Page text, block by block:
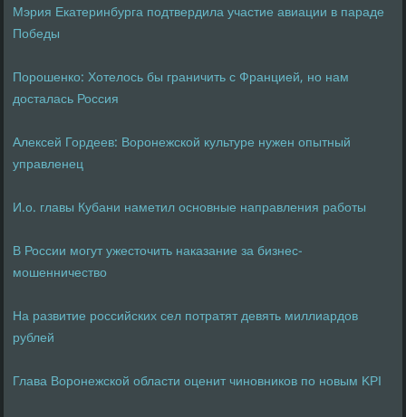
Мэрия Екатеринбурга подтвердила участие авиации в параде
Победы
Порошенко: Хотелось бы граничить с Францией, но нам
досталась Россия
Алексей Гордеев: Воронежской культуре нужен опытный
управленец
И.о. главы Кубани наметил основные направления работы
В России могут ужесточить наказание за бизнес-
мошенничество
На развитие российских сел потратят девять миллиардов
рублей
Глава Воронежской области оценит чиновников по новым KPI